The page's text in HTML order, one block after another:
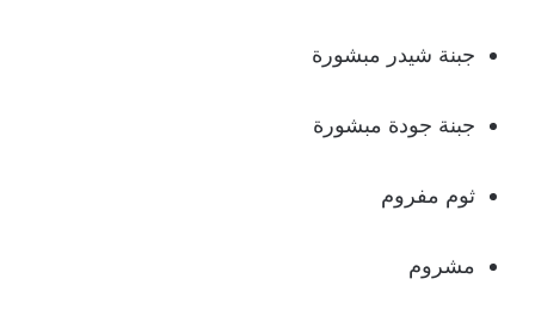
جبنة شيدر مبشورة
جبنة جودة مبشورة
ثوم مفروم
مشروم